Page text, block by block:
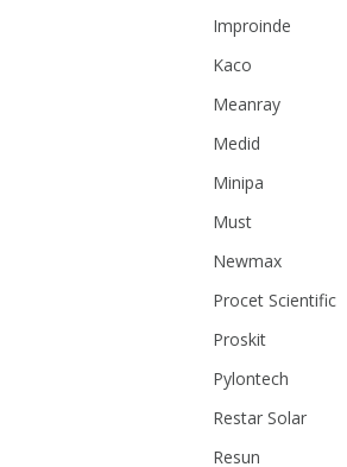
Improinde
Kaco
Meanray
Medid
Minipa
Must
Newmax
Procet Scientific
Proskit
Pylontech
Restar Solar
Resun